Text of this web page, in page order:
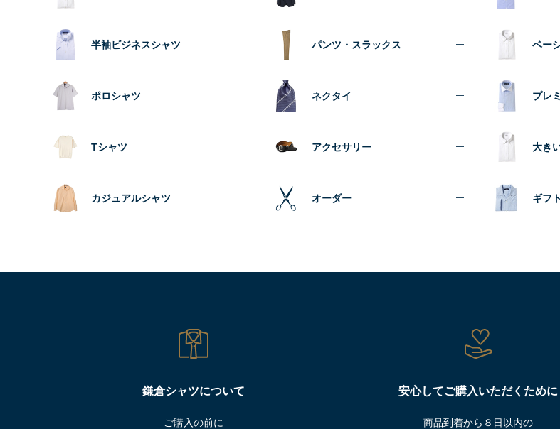
半袖ビジネスシャツ
ポロシャツ
Tシャツ
カジュアルシャツ
パンツ・スラックス
ネクタイ
アクセサリー
オーダー
ベー
プレ
大き
ギフ
鎌倉シャツについて
ご購入の前に
安心してご購入いただくために
商品到着から８日以内の